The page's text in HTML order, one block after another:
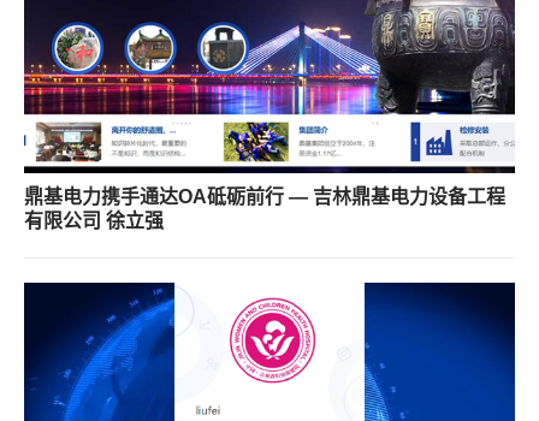
鼎基电力携手通达OA砥砺前行 — 吉林鼎基电力设备工程
有限公司 徐立强